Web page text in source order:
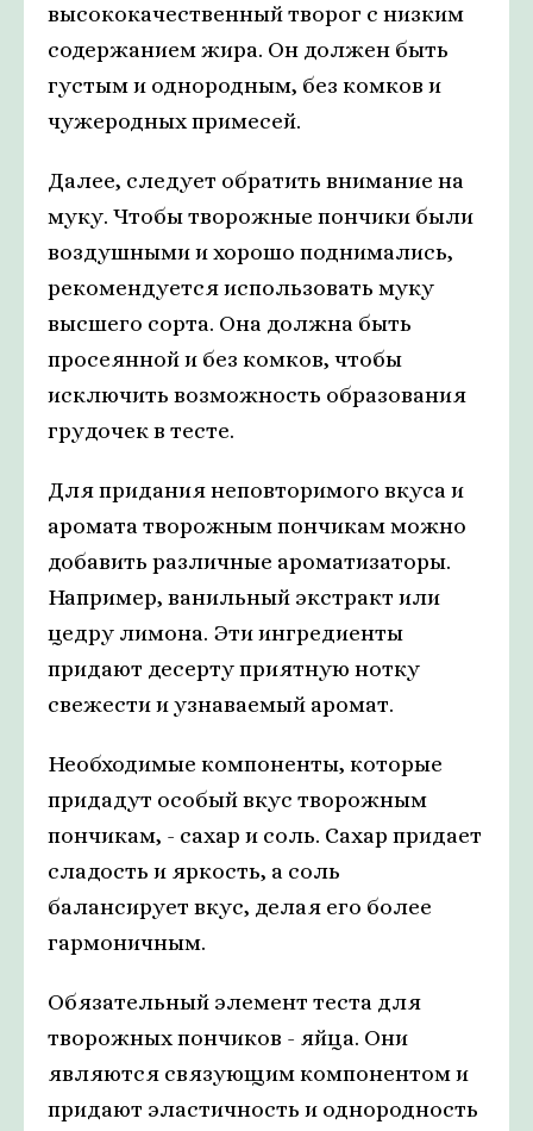
высококачественный творог с низким
содержанием жира. Он должен быть
густым и однородным, без комков и
чужеродных примесей.
Далее, следует обратить внимание на
муку. Чтобы творожные пончики были
воздушными и хорошо поднимались,
рекомендуется использовать муку
высшего сорта. Она должна быть
просеянной и без комков, чтобы
исключить возможность образования
грудочек в тесте.
Для придания неповторимого вкуса и
аромата творожным пончикам можно
добавить различные ароматизаторы.
Например, ванильный экстракт или
цедру лимона. Эти ингредиенты
придают десерту приятную нотку
свежести и узнаваемый аромат.
Необходимые компоненты, которые
придадут особый вкус творожным
пончикам, - сахар и соль. Сахар придает
сладость и яркость, а соль
балансирует вкус, делая его более
гармоничным.
Обязательный элемент теста для
творожных пончиков - яйца. Они
являются связующим компонентом и
придают эластичность и однородность